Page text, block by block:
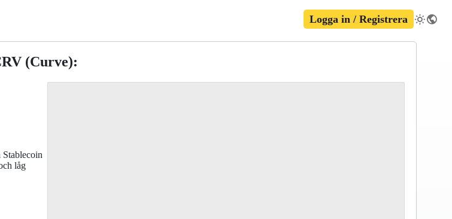
Logga in / Registrera
(Curve):
låg